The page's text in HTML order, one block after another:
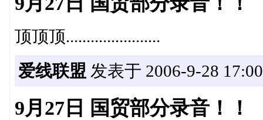
顶顶顶.......................
爱线联盟 发表于 2006-9-28
9月27日 国贸部分录音！！